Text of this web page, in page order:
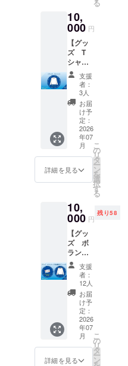
とし、
定員に
達し次
第締切
としま
す 応募
状況に
応じて
人数調
整を行
う場合
があり
ます ＜
スケ
ジュー
ル（予
定）＞
案内開
始：
6月頃
締切：
定員に
達し次
第 参加
確定連
絡：順
次 ＜補
足＞ 招
待人数
はクラ
ウド
ファン
ディン
グの支
援額に
応じて
をお送
りしま
す。 ・
クラ
ファン
応援メ
ンバー
証（デ
ジタ
ル）を
お送り
いたし
ます。
※7/26の
イベン
ト会場
で受取
込め
て、下
記もお
送りい
たしま
す。 ・
お礼の
メッ
セージ
をお送
りしま
す。 ・
クラ
ファン
応援メ
ンバー
証（デ
いたし
ます。
※7/26の
イベン
ト会場
で受取
りか送
る
10,
000 円
【グッ
ズ T
シャ
ツ】 ・
パラス
ケート
協会の
ロゴを
デザイ
ンしたT
シャツ
を提供
しま
す。
サイズ
展開：
L,LL
カラー
展開：
青 （1
色の
み） 感
謝の気
持ちを
込め
て、下
記もお
送りい
たしま
す。 ・
お礼の
メッ
セージ
支援
者：
3人
お届
け予
定：
2026
年07
月
詳細を見る
こ
の
リ
タ
ー
ン
を
選
択
す
る
10,
000 円
残り58
【グッ
ズ ボ
ラン
ティア
参加権
付き T
シャ
ツ】 ・
当日、
又は事
前準備
等のお
手伝い
に参加
支援
者：
12人
お届
け予
定：
2026
年07
月
詳細を見る
こ
の
リ
タ
ー
ン